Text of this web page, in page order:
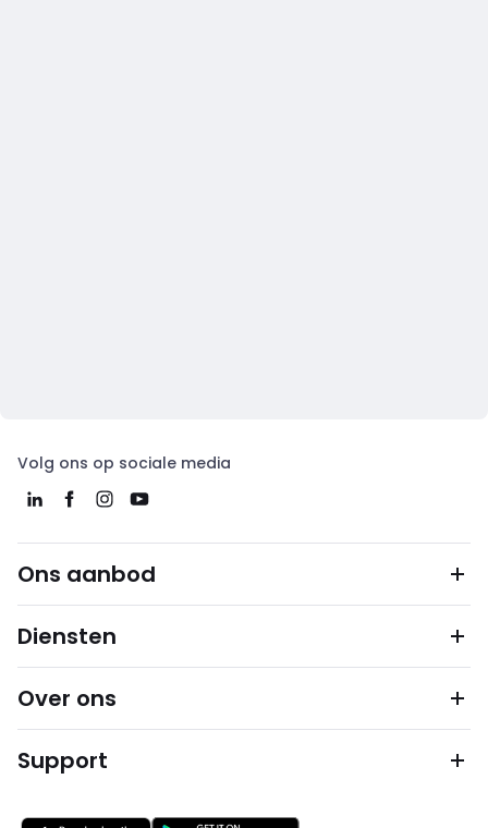
Volg ons op sociale media
Ons aanbod
Diensten
Over ons
Support